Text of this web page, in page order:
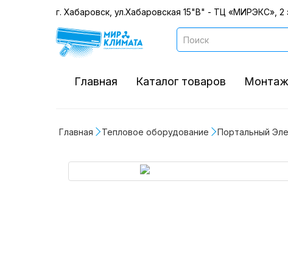
г. Хабаровск, ул.Хабаровская 15"В" - ТЦ «МИРЭКС», 2
Главная Каталог товаров
Главная Тепловое оборудование Портальный